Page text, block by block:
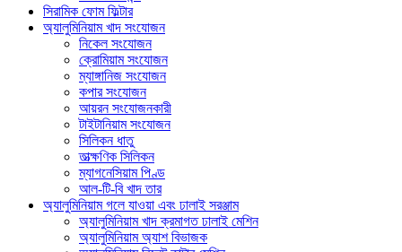
সিরামিক ফোম ফিল্টার
অ্যালুমিনিয়াম খাদ সংযোজন
নিকেল সংযোজন
ক্রোমিয়াম সংযোজন
ম্যাঙ্গানিজ সংযোজন
কপার সংযোজন
আয়রন সংযোজনকারী
টাইটানিয়াম সংযোজন
সিলিকন ধাতু
তাত্ক্ষণিক সিলিকন
ম্যাগনেসিয়াম পিণ্ড
আল-টি-বি খাদ তার
অ্যালুমিনিয়াম গলে যাওয়া এবং ঢালাই সরঞ্জাম
অ্যালুমিনিয়াম খাদ ক্রমাগত ঢালাই মেশিন
অ্যালুমিনিয়াম অ্যাশ বিভাজক